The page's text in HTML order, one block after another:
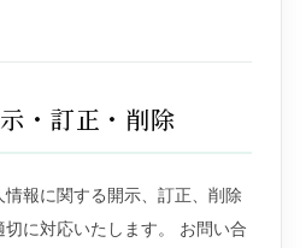
・訂正・削除
報に関する開示、訂正、削除
に対応いたします。 お問い合